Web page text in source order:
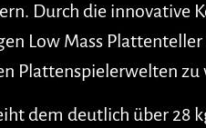
Durch die innovative
Low Mass
Plattenspielerwelten zu
dem deutlich über 28